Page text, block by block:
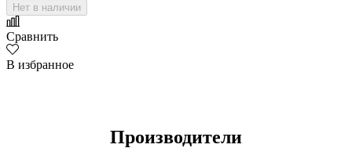
Нет в наличии
Сравнить
В избранное
Производители